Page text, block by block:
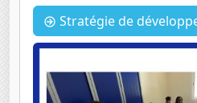
Stratégie de